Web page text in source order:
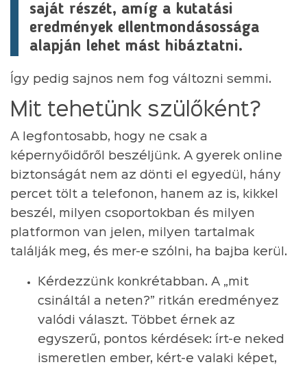
saját részét, amíg a kutatási
eredmények ellentmondásossága
alapján lehet mást hibáztatni.
Így pedig sajnos nem fog változni semmi.
Mit tehetünk szülőként?
A legfontosabb, hogy ne csak a
képernyőidőről beszéljünk. A gyerek online
biztonságát nem az dönti el egyedül, hány
percet tölt a telefonon, hanem az is, kikkel
beszél, milyen csoportokban és milyen
platformon van jelen, milyen tartalmak
találják meg, és mer-e szólni, ha bajba kerül.
Kérdezzünk konkrétabban. A „mit
csináltál a neten?” ritkán eredményez
valódi választ. Többet érnek az
egyszerű, pontos kérdések: írt-e neked
ismeretlen ember, kért-e valaki képet,